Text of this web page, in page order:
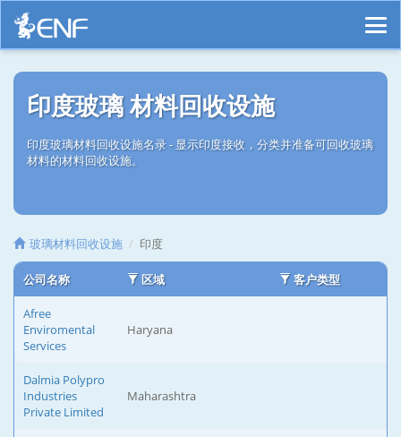
印度玻璃 材料回收设施
印度玻璃材料回收设施名录 - 显示印度接收，分类并准备可回收玻璃
材料的材料回收设施。
玻璃材料回收设施 印度
公司名称 区域 客户类型
Afree
Enviromental
Services
Haryana
Dalmia Polypro
Industries
Private Limited
Maharashtra